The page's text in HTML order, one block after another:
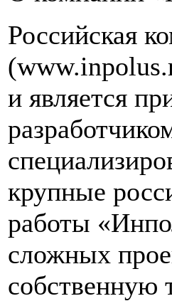
Российская
и является
крупные
работы
сложных
собственную